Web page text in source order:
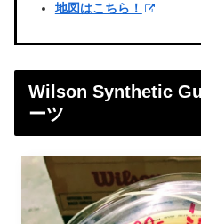
地図はこちら！
Wilson Synthetic
ーツ